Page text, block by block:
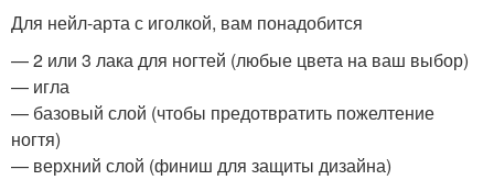
Для нейл-арта с иголкой, вам понадобится
— 2 или 3 лака для ногтей (любые цвета на ваш выбор)
— игла
— базовый слой (чтобы предотвратить пожелтение
ногтя)
— верхний слой (финиш для защиты дизайна)